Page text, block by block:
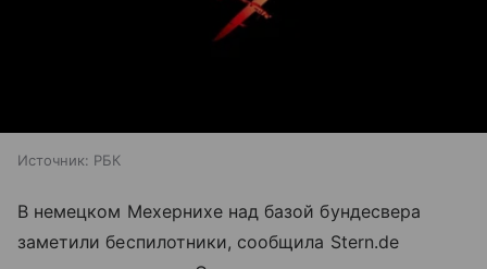
Источник: РБК
В немецком Мехернихе над базой бундесвера
заметили беспилотники, сообщила Stern.de